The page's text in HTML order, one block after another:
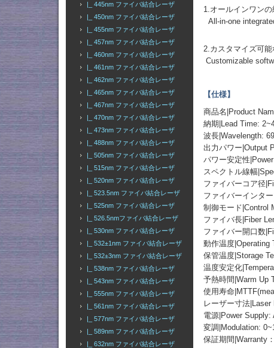
|_ 445nm ファイバ結合レーザ
|_ 450nm ファイバ結合レーザ
|_ 455nm ファイバ結合レーザ
|_ 457nm ファイバ結合レーザ
|_ 460nm ファイバ結合レーザ
|_ 461nm ファイバ結合レーザ
|_ 462nm ファイバ結合レーザ
|_ 465nm ファイバ結合レーザ
|_ 467nm ファイバ結合レーザ
|_ 470nm ファイバ結合レーザ
|_ 473nm ファイバ結合レーザ
|_ 488nm ファイバ結合レーザ
|_ 505nm ファイバ結合レーザ
|_ 515nm ファイバ結合レーザ
|_ 520nm ファイバ結合レーザ
|_ 523.5nm ファイバ結合レーザ
|_ 525nm ファイバ結合レーザ
|_ 526.5nmファイバ結合レーザ
|_ 530nm ファイバ結合レーザ
|_ 532±1nm ファイバ結合レーザ
|_ 532±3nm ファイバ結合レーザ
|_ 538nm ファイバ結合レーザ
|_ 543nm ファイバ結合レーザ
|_ 555nm ファイバ結合レーザ
|_ 561nm ファイバ結合レーザ
|_ 577nm ファイバ結合レーザ
|_ 589nm ファイバ結合レーザ
|_ 632nm ファイバ結合レーザ
1.オールインワン
All-in-one
2.カスタマイズ可
Customizable
【仕様】
商品名|Product
納期|Lead Time:
波長|Wavelength:
出力パワー|Output
パワー安定性
スペクトル線幅
ファイバーコア径
ファイバーインタ
制御モード|Control
ファイバ長|Fiber
ファイバー開口数
動作温度|Operating
保管温度|Storage
温度安定化
予熱時間|Warm Up
使用寿命
レーザー寸法
電源|Power
変調|Modulation:
保証期間|Warranty